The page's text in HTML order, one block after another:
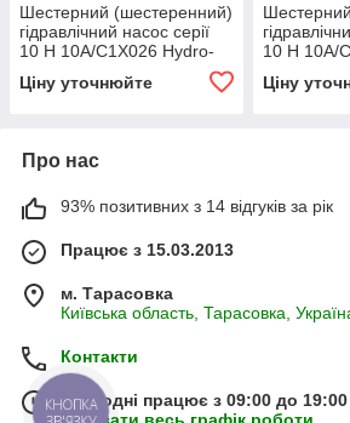
Шестерний (шестеренний)
гідравлічний насос серії
10 H 10A/C1X026 Hydro-
Ціну уточнюйте
10 H 10A/
Ціну
Про нас
93% позитивних з 14 відгуків за рік
Працює з 15.03.2013
м. Тарасовка
Київська область, Тарасовка,
Контакти
Сьогодні працює з 09:00 до 19:00
КНОПКА